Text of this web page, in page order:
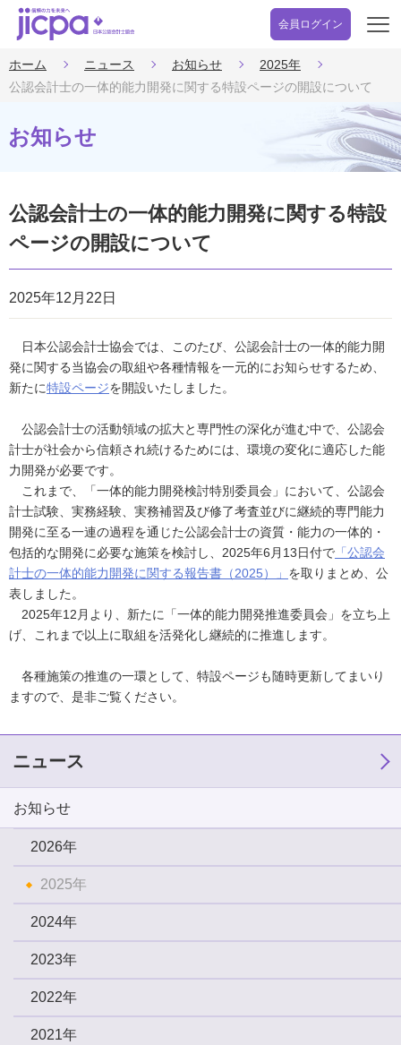
会員ログイン
開
ホーム ニュース お知らせ
2025年
公認会計士の一体的能力開発に関する特設ページの開設について
お知らせ
公認会計士の一体的能力開発に関する特設
ページの開設について
2025年12月22日
日本公認会計士協会では、このたび、公認会計士の一体的能力開
発に関する当協会の取組や各種情報を一元的にお知らせするため、
新たに特設ページを開設いたしました。
公認会計士の活動領域の拡大と専門性の深化が進む中で、公認会
計士が社会から信頼され続けるためには、環境の変化に適応した能
力開発が必要です。
これまで、「一体的能力開発検討特別委員会」において、公認会
計士試験、実務経験、実務補習及び修了考査並びに継続的専門能力
開発に至る一連の過程を通じた公認会計士の資質・能力の一体的・
包括的な開発に必要な施策を検討し、2025年6月13日付で 「公認会
計士の一体的能力開発に関する報告書（2025）」 を取りまとめ、公
表しました。
2025年12月より、新たに「一体的能力開発推進委員会」を立ち上
げ、これまで以上に取組を活発化し継続的に推進します。
各種施策の推進の一環として、特設ページも随時更新してまいり
ますので、是非ご覧ください。
ニュース
お知らせ
2026年
2025年
2024年
2023年
2022年
2021年